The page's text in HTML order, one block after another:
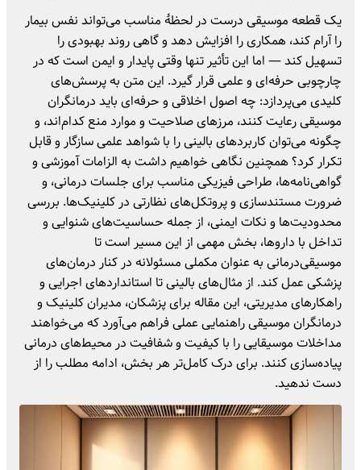
یک قطعه موسیقی درست در لحظهٔ مناسب می‌تواند نفس بیمار
را آرام کند، همکاری را افزایش دهد و گاهی روند بهبودی را
تسهیل کند — اما این تأثیر تنها وقتی پایدار و ایمن است که در
چارچوبی حرفه‌ای و علمی قرار گیرد. این متن به پرسش‌های
کلیدی می‌پردازد: چه اصول اخلاقی و حرفه‌ای باید درمانگران
موسیقی رعایت کنند، مرزهای صلاحیت و موارد منع کدام‌اند، و
چگونه می‌توان کاربردهای بالینی را با شواهد علمی سازگار و قابل
تکرار کرد؟ همچنین نگاهی خواهیم داشت به الزامات آموزشی و
گواهی‌نامه‌ها، طراحی فیزیکی مناسب برای جلسات درمانی، و
ضرورت مستندسازی و پروتکل‌های نظارتی در کلینیک‌ها. بررسی
محدودیت‌ها و نکات ایمنی، از جمله حساسیت‌های شنوایی و
تداخل با داروها، بخش مهمی از این مسیر است تا
موسیقی‌درمانی به عنوان مکملی مسئولانه در کنار درمان‌های
پزشکی عمل کند. از مثال‌های بالینی تا استانداردهای اجرایی و
راهکارهای مدیریتی، این مقاله برای پزشکان، مدیران کلینیک و
درمانگران موسیقی راهنمایی عملی فراهم می‌آورد که می‌خواهند
مداخلات موسیقایی را با کیفیت و شفافیت در محیط‌های درمانی
پیاده‌سازی کنند. برای درک کامل‌تر هر بخش، ادامه مطلب را از
دست ندهید.